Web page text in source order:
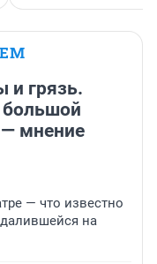
и грязь.
большой
мнение
— что известно
на